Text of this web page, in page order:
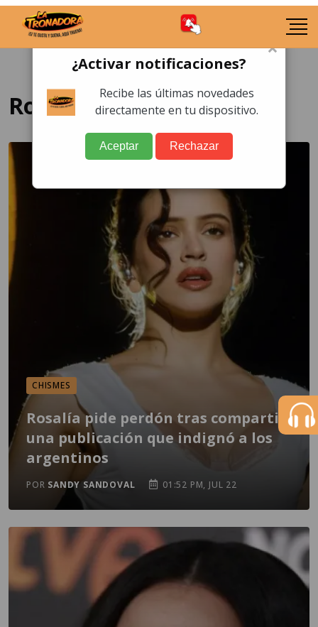
Rosalía
CHISMES
Rosalía pide perdón tras compartir
una publicación que indignó a los
argentinos
POR SANDY SANDOVAL 01:52 PM, JUL 22
×
¿Activar notificaciones?
Recibe las últimas novedades
directamente en tu dispositivo.
Aceptar Rechazar